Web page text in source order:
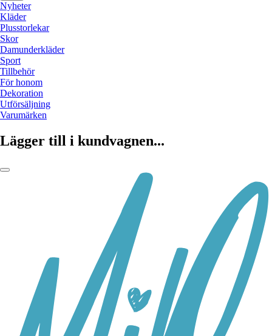
Nyheter
Kläder
Plusstorlekar
Skor
Damunderkläder
Sport
Tillbehör
För honom
Dekoration
Utförsäljning
Varumärken
Lägger till i kundvagnen...